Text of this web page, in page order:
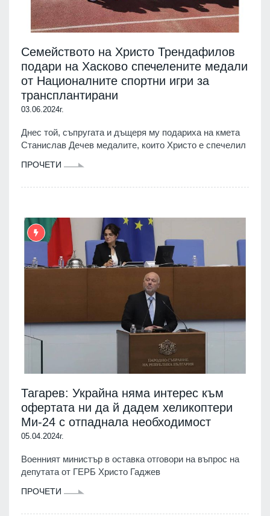
Семейството на Христо Трендафилов
подари на Хасково спечелените медали
от Националните спортни игри за
трансплантирани
03.06.2024г.
Днес той, съпругата и дъщеря му подариха на кмета
Станислав Дечев медалите, които Христо е спечелил
ПРОЧЕТИ
Тагарев: Украйна няма интерес към
офертата ни да й дадем хеликоптери
Ми-24 с отпаднала необходимост
05.04.2024г.
Военният министър в оставка отговори на въпрос на
депутата от ГЕРБ Христо Гаджев
ПРОЧЕТИ